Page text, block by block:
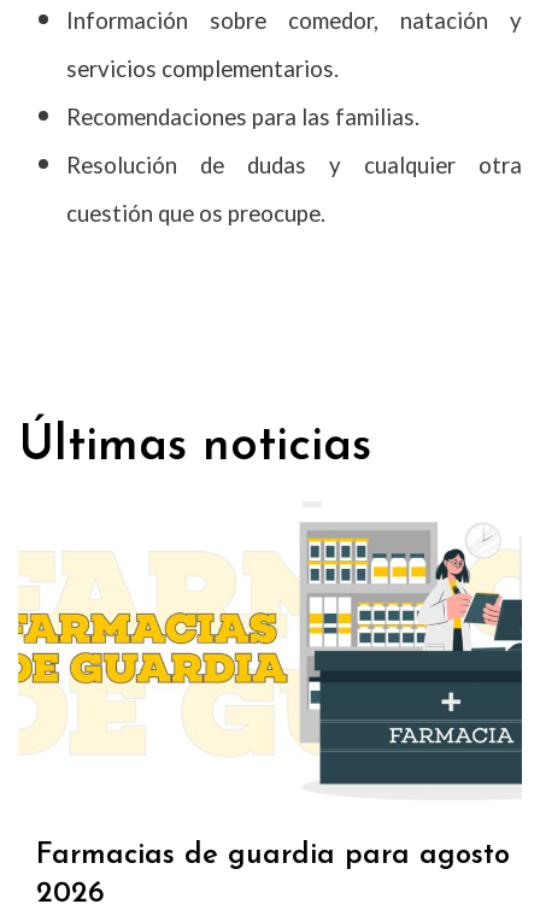
Información sobre comedor, natación y
servicios complementarios.
Recomendaciones para las familias.
Resolución de dudas y cualquier otra
cuestión que os preocupe.
Últimas noticias
Farmacias de guardia para agosto
2026